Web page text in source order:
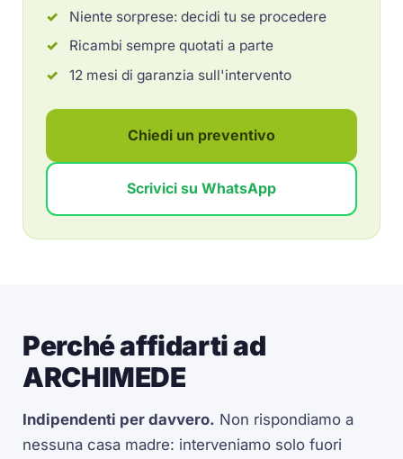
Niente sorprese: decidi tu se procedere
Ricambi sempre quotati a parte
12 mesi di garanzia sull'intervento
Chiedi un preventivo
Scrivici su WhatsApp
Perché affidarti ad
ARCHIMEDE
Indipendenti per davvero. Non rispondiamo a
nessuna casa madre: interveniamo solo fuori